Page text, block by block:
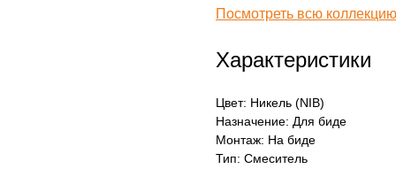
Посмотреть всю
Характеристики
Цвет: Никель (NIB)
Назначение: Для биде
Монтаж: На биде
Тип: Смеситель